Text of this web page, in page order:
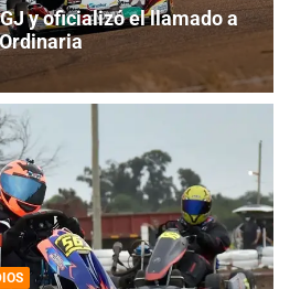
y oficializó el llamado a